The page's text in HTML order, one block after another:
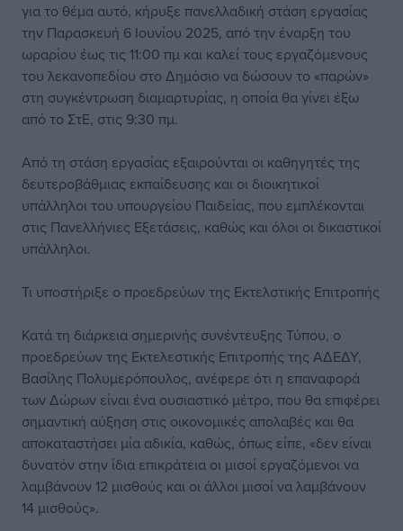
για το θέμα αυτό, κήρυξε πανελλαδική στάση εργασίας
την Παρασκευή 6 Ιουνίου 2025, από την έναρξη του
ωραρίου έως τις 11:00 πμ και καλεί τους εργαζόμενους
του λεκανοπεδίου στο Δημόσιο να δώσουν το «παρών»
στη συγκέντρωση διαμαρτυρίας, η οποία θα γίνει έξω
από το ΣτΕ, στις 9:30 πμ.
Από τη στάση εργασίας εξαιρούνται οι καθηγητές της
δευτεροβάθμιας εκπαίδευσης και οι διοικητικοί
υπάλληλοι του υπουργείου Παιδείας, που εμπλέκονται
στις Πανελλήνιες Εξετάσεις, καθώς και όλοι οι δικαστικοί
υπάλληλοι.
Τι υποστήριξε ο προεδρεύων της Εκτελστικής Επιτροπής
Κατά τη διάρκεια σημερινής συνέντευξης Τύπου, ο
προεδρεύων της Εκτελεστικής Επιτροπής της ΑΔΕΔΥ,
Βασίλης Πολυμερόπουλος, ανέφερε ότι η επαναφορά
των Δώρων είναι ένα ουσιαστικό μέτρο, που θα επιφέρει
σημαντική αύξηση στις οικονομικές απολαβές και θα
αποκαταστήσει μία αδικία, καθώς, όπως είπε, «δεν είναι
δυνατόν στην ίδια επικράτεια οι μισοί εργαζόμενοι να
λαμβάνουν 12 μισθούς και οι άλλοι μισοί να λαμβάνουν
14 μισθούς».